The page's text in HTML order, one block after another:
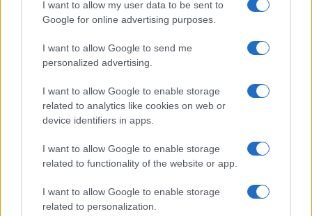
I want to allow my user data to be sent to
Google for online advertising purposes.
I want to allow Google to send me
personalized advertising.
I want to allow Google to enable storage
related to analytics like cookies on web or
device identifiers in apps.
I want to allow Google to enable storage
related to functionality of the website or app.
I want to allow Google to enable storage
related to personalization.
moto: un ferito
NECROLOGIE